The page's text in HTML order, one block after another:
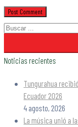
Noticias recientes
Tungurahua
Ecuador 2026
4 agosto, 2026
La música unió a